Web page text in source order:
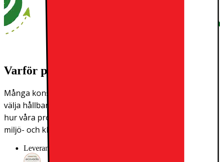
Varför publicerar vi miljöparametrar?
Många konsumenter kanske tycker att det är svårt att
välja hållbart. På Elgiganten vill vi göra det lättare att se
hur våra produkter har producerats och vilken typ av
miljö- och klimatpåverkan de har.
Leverantörens EcoVadis score